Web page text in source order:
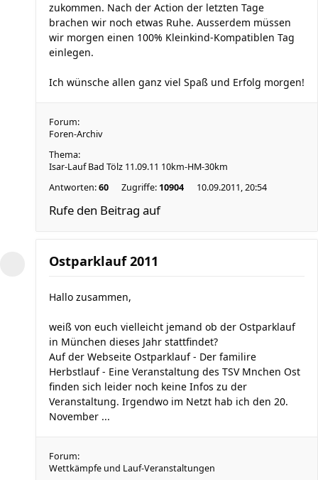
zukommen. Nach der Action der letzten Tage
brachen wir noch etwas Ruhe. Ausserdem müssen
wir morgen einen 100% Kleinkind-Kompatiblen Tag
einlegen.
Ich wünsche allen ganz viel Spaß und Erfolg morgen!
Forum:
Foren-Archiv
Thema:
Isar-Lauf Bad Tölz 11.09.11 10km-HM-30km
Antworten:60 Zugriffe: 10904 10.09.2011, 20:54
Rufe den Beitrag auf
Ostparklauf 2011
Hallo zusammen,
weiß von euch vielleicht jemand ob der Ostparklauf
in München dieses Jahr stattfindet?
Auf der Webseite Ostparklauf - Der familire
Herbstlauf - Eine Veranstaltung des TSV Mnchen Ost
finden sich leider noch keine Infos zu der
Veranstaltung. Irgendwo im Netzt hab ich den 20.
November ...
Forum:
Wettkämpfe und Lauf-Veranstaltungen